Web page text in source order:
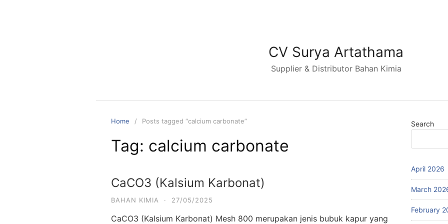
CV Surya Artathama
Supplier & Distributor Bahan Kimia
Home Posts tagged “calcium carbonate”
Tag: calcium carbonate
CaCO3 (Kalsium Karbonat)
BAHAN KIMIA · 27/05/2025
CaCO3 (Kalsium Karbonat) Mesh 800 merupakan jenis bubuk kapur yang
Search
April 2026
March
February